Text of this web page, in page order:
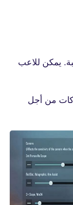
يمكن للاعب
من أجل